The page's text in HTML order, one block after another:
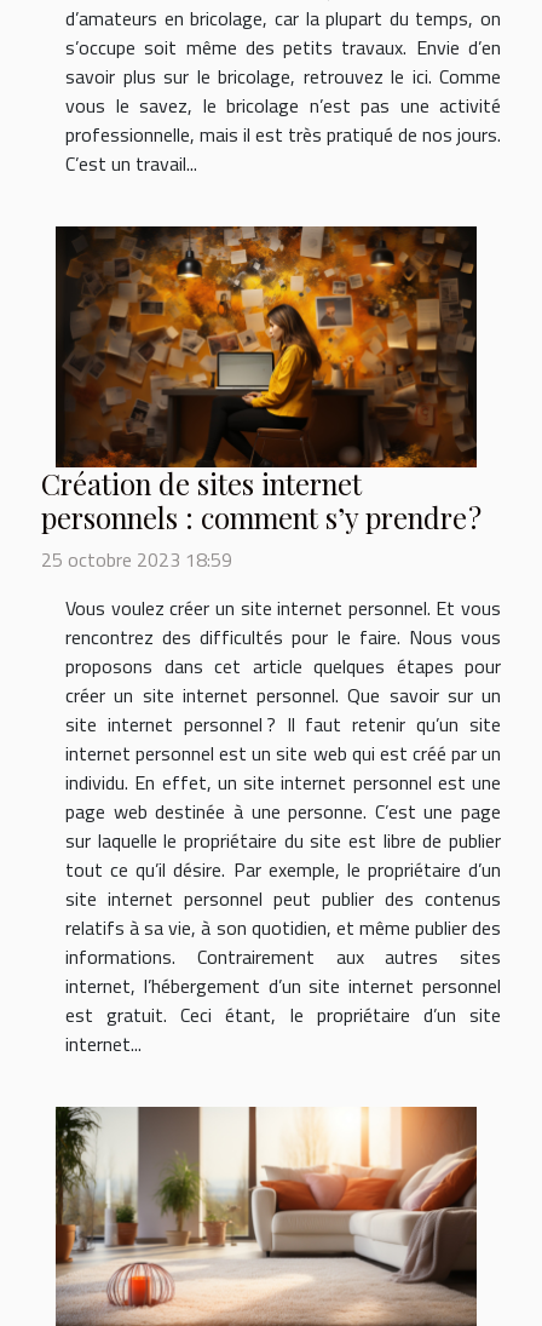
d’amateurs en bricolage, car la plupart du temps, on
s’occupe soit même des petits travaux. Envie d’en
savoir plus sur le bricolage, retrouvez le ici. Comme
vous le savez, le bricolage n’est pas une activité
professionnelle, mais il est très pratiqué de nos jours.
C’est un travail...
Création de sites internet
personnels : comment s’y prendre ?
25 octobre 2023 18:59
Vous voulez créer un site internet personnel. Et vous
rencontrez des difficultés pour le faire. Nous vous
proposons dans cet article quelques étapes pour
créer un site internet personnel. Que savoir sur un
site internet personnel ? Il faut retenir qu’un site
internet personnel est un site web qui est créé par un
individu. En effet, un site internet personnel est une
page web destinée à une personne. C’est une page
sur laquelle le propriétaire du site est libre de publier
tout ce qu’il désire. Par exemple, le propriétaire d’un
site internet personnel peut publier des contenus
relatifs à sa vie, à son quotidien, et même publier des
informations. Contrairement aux autres sites
internet, l’hébergement d’un site internet personnel
est gratuit. Ceci étant, le propriétaire d’un site
internet...